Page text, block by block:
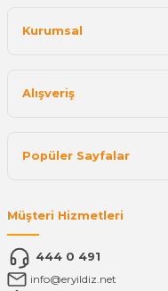
Kurumsal
Alışveriş
Popüler Sayfalar
Müşteri Hizmetleri
444 0 491
info@eryildiz.net